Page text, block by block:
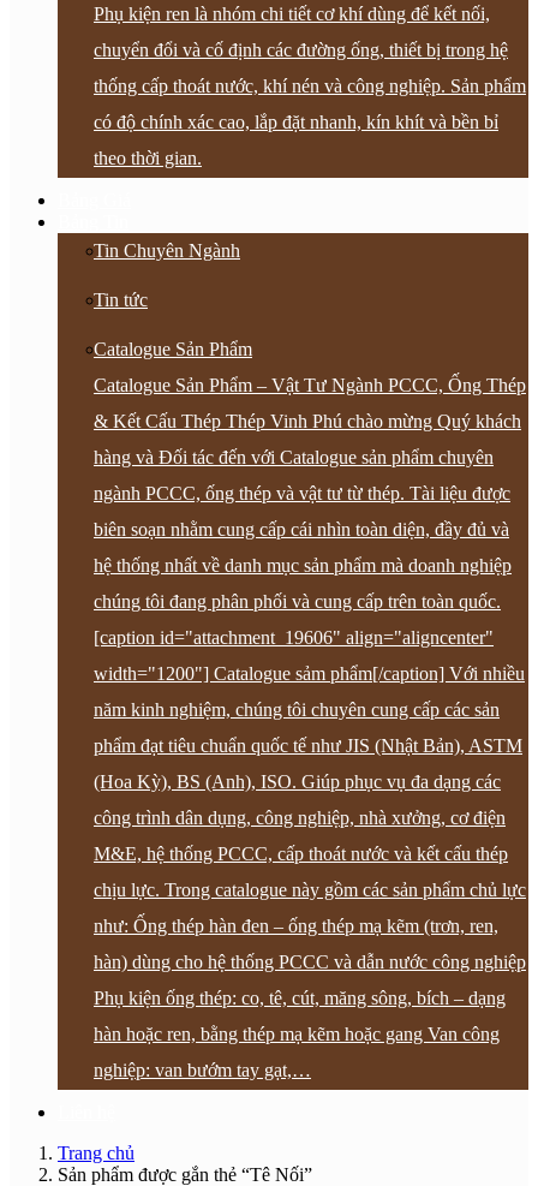
Phụ kiện ren là nhóm chi tiết cơ khí dùng để kết nối,
chuyển đổi và cố định các đường ống, thiết bị trong hệ
thống cấp thoát nước, khí nén và công nghiệp. Sản phẩm
có độ chính xác cao, lắp đặt nhanh, kín khít và bền bỉ
theo thời gian.
Tin Chuyên Ngành
Tin tức
Catalogue Sản Phẩm
Catalogue Sản Phẩm – Vật Tư Ngành PCCC, Ống Thép
& Kết Cấu Thép Thép Vinh Phú chào mừng Quý khách
hàng và Đối tác đến với Catalogue sản phẩm chuyên
ngành PCCC, ống thép và vật tư từ thép. Tài liệu được
biên soạn nhằm cung cấp cái nhìn toàn diện, đầy đủ và
hệ thống nhất về danh mục sản phẩm mà doanh nghiệp
chúng tôi đang phân phối và cung cấp trên toàn quốc.
[caption id="attachment_19606" align="aligncenter"
width="1200"] Catalogue sảm phẩm[/caption] Với nhiều
năm kinh nghiệm, chúng tôi chuyên cung cấp các sản
phẩm đạt tiêu chuẩn quốc tế như JIS (Nhật Bản), ASTM
(Hoa Kỳ), BS (Anh), ISO. Giúp phục vụ đa dạng các
công trình dân dụng, công nghiệp, nhà xưởng, cơ điện
M&E, hệ thống PCCC, cấp thoát nước và kết cấu thép
chịu lực. Trong catalogue này gồm các sản phẩm chủ lực
như: Ống thép hàn đen – ống thép mạ kẽm (trơn, ren,
hàn) dùng cho hệ thống PCCC và dẫn nước công nghiệp
Phụ kiện ống thép: co, tê, cút, măng sông, bích – dạng
hàn hoặc ren, bằng thép mạ kẽm hoặc gang Van công
nghiệp: van bướm tay gạt,…
Trang chủ
Sản phẩm được gắn thẻ “Tê Nối”